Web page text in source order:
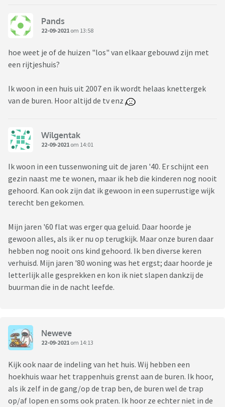
Pands
22-09-2021 om 13:58
hoe weet je of de huizen "los" van elkaar gebouwd zijn met
een rijtjeshuis?
Ik woon in een huis uit 2007 en ik wordt helaas knettergek
van de buren. Hoor altijd de tv enz
Wilgentak
22-09-2021 om 14:01
Ik woon in een tussenwoning uit de jaren '40. Er schijnt een
gezin naast me te wonen, maar ik heb die kinderen nog nooit
gehoord. Kan ook zijn dat ik gewoon in een superrustige wijk
terecht ben gekomen.
Mijn jaren '60 flat was erger qua geluid. Daar hoorde je
gewoon alles, als ik er nu op terugkijk. Maar onze buren daar
hebben nog nooit ons kind gehoord. Ik ben diverse keren
verhuisd. Mijn jaren '80 woning was het ergst; daar hoorde je
letterlijk alle gesprekken en kon ik niet slapen dankzij de
buurman die in de nacht leefde.
Neweve
22-09-2021 om 14:13
Kijk ook naar de indeling van het huis. Wij hebben een
hoekhuis waar het trappenhuis grenst aan de buren. Ik hoor,
als ik zelf in de gang/op de trap ben, de buren wel de trap
op/af lopen en soms ook praten. Ik hoor ze echter niet in de